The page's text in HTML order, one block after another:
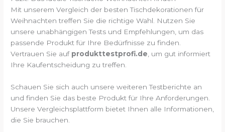
Mit unserem Vergleich der besten Tischdekorationen für
Weihnachten treffen Sie die richtige Wahl. Nutzen Sie
unsere unabhängigen Tests und Empfehlungen, um das
passende Produkt für Ihre Bedürfnisse zu finden.
Vertrauen Sie auf produkttestprofi.de , um gut informiert
Ihre Kaufentscheidung zu treffen.
Schauen Sie sich auch unsere weiteren Testberichte an
und finden Sie das beste Produkt für Ihre Anforderungen.
Unsere Vergleichsplattform bietet Ihnen alle Informationen,
die Sie brauchen.